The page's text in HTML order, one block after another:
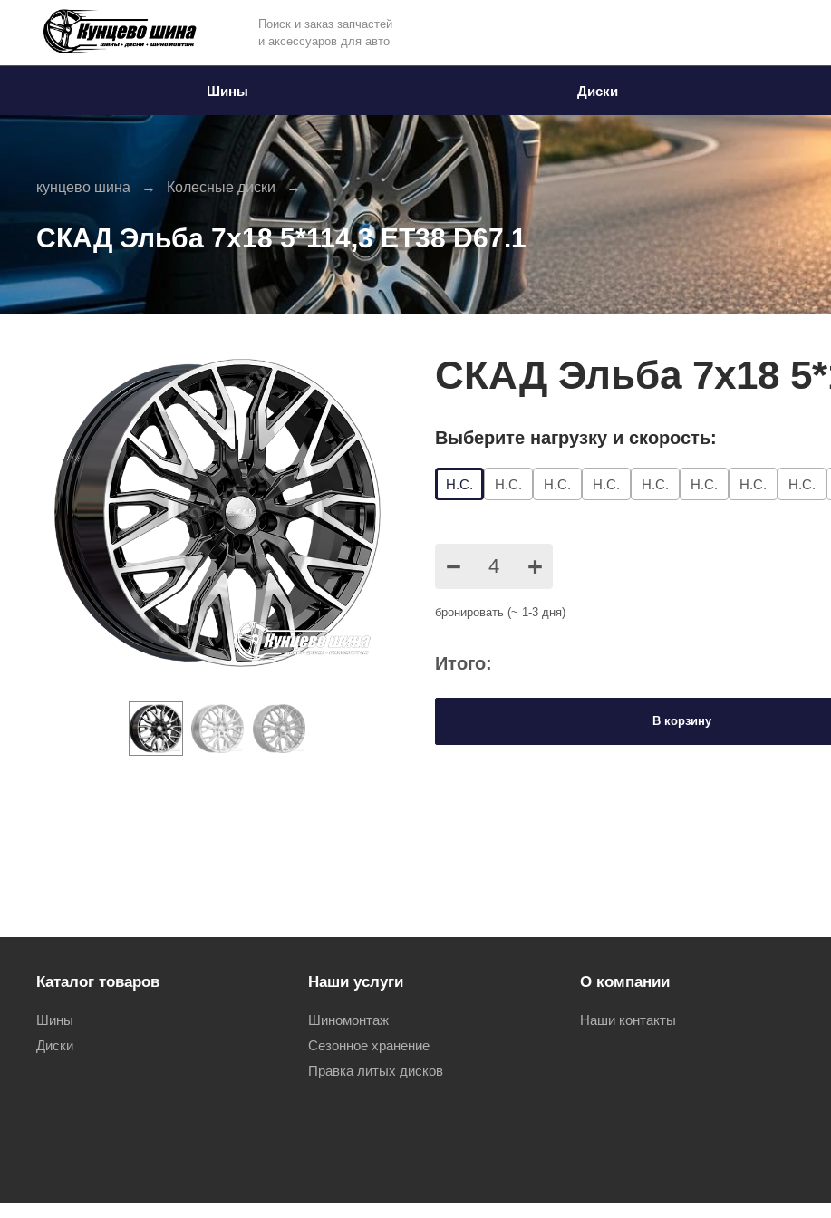
Поиск и заказ запчастей
и аксессуаров для авто
Шины Диски
кунцево шина Колесные диски
СКАД Эльба 7x18 5*114,3 ET38 D67.1
СКАД Эльба 7x18
Выберите нагрузку и скорость:
Н.С. Н.С. Н.С. Н.С. Н.С. Н.С. Н.С. Н.С.
− +
бронировать (~ 1-3 дня)
Итого:
В корзину
Каталог товаров
Шины
Диски
Наши услуги
Шиномонтаж
Сезонное хранение
Правка литых дисков
О компании
Наши контакты